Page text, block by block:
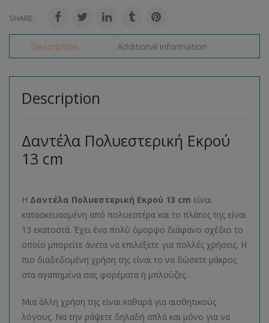
SHARE:
Description Additional information
Description
Δαντέλα Πολυεστερική Εκρού
13 cm
Η Δαντέλα Πολυεστερική Εκρού 13 cm είναι
κατασκευασμένη από πολυεστέρα και το πλάτος της είναι
13 εκατοστά. Έχει ένα πολύ όμορφο διάφανο σχέδιο το
οποίο μπορείτε άνετα να επιλέξετε για πολλές χρήσεις. Η
πιο διαδεδομένη χρήση της είναι το να δώσετε μάκρος
στα αγαπημένα σας φορέματα ή μπλούζες.
Μια άλλη χρήση της είναι καθαρά για αισθητικούς
λόγους. Να την ράψετε δηλαδή απλά και μόνο για να